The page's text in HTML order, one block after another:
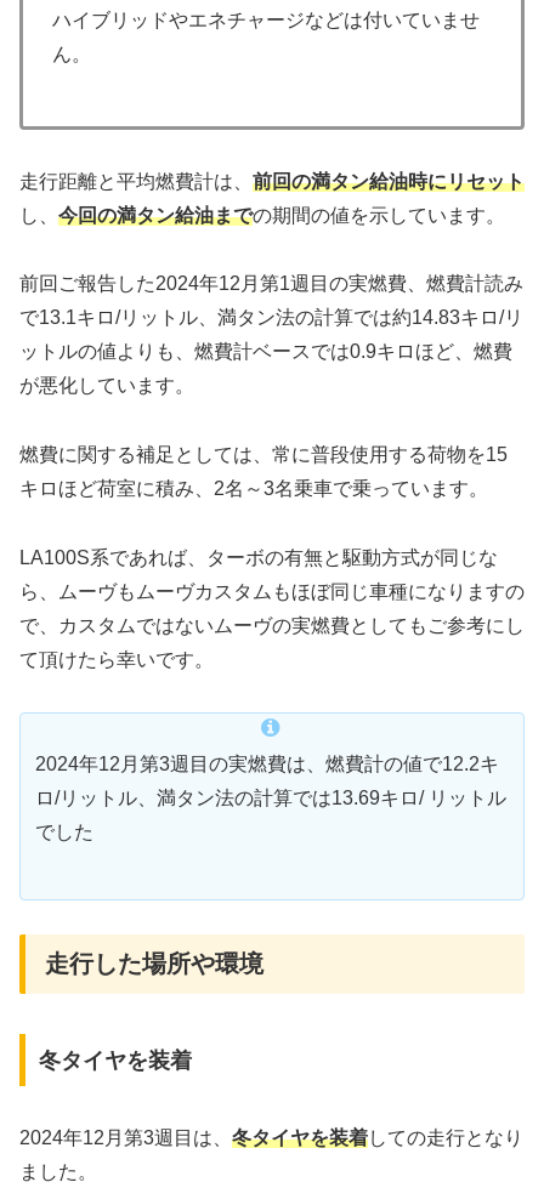
ハイブリッドやエネチャージなどは付いていませ
ん。
走行距離と平均燃費計は、 前回の満タン給油時にリセット
し、 今回の満タン給油までの期間の値を示しています。
前回ご報告した2024年12月第1週目の実燃費、燃費計読み
で13.1キロ/リットル、満タン法の計算では約14.83キロ/リ
ットルの値よりも、燃費計ベースでは0.9キロほど、燃費
が悪化しています。
燃費に関する補足としては、常に普段使用する荷物を15
キロほど荷室に積み、2名～3名乗車で乗っています。
LA100S系であれば、ターボの有無と駆動方式が同じな
ら、ムーヴもムーヴカスタムもほぼ同じ車種になりますの
で、カスタムではないムーヴの実燃費としてもご参考にし
て頂けたら幸いです。
2024年12月第3週目の実燃費は、燃費計の値で12.2キ
ロ/リットル、満タン法の計算では13.69キロ/ リットル
でした
走行した場所や環境
冬タイヤを装着
2024年12月第3週目は、 冬タイヤを装着しての走行となり
ました。